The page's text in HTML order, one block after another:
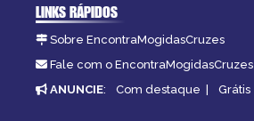
LINKS RÁPIDOS
Sobre EncontraMogidasCruzes
Fale com o EncontraMogidasCruzes
ANUNCIE: Com destaque | Grátis